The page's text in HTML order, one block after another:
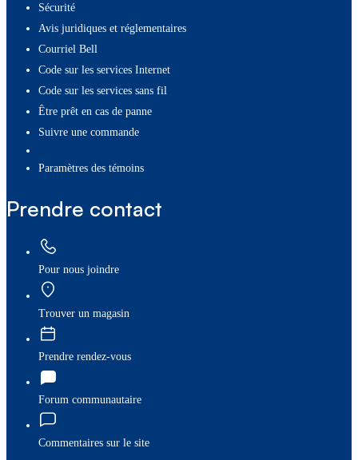
Sécurité
Avis juridiques et réglementaires
Courriel Bell
Code sur les services Internet
Code sur les services sans fil
Être prêt en cas de panne
Suivre une commande
paramètres des témoins
Prendre contact
Pour nous joindre
Trouver un magasin
Prendre rendez-vous
Forum communautaire
Commentaires sur le site